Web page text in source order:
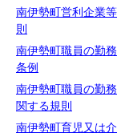
南伊勢町営利企業
則
南伊勢町職員の勤
条例
南伊勢町職員の勤
関する規則
南伊勢町育児又は